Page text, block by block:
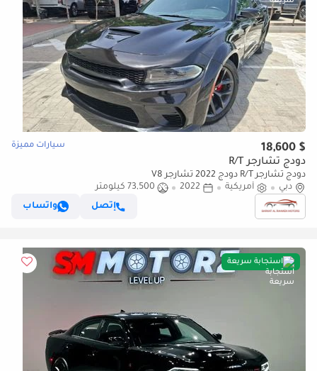
$ 18,600 سيارات مميزة
دودج تشارجر R/T
دودج تشارجر R/T دودج 2022 تشارجر V8
دبي
أمريكية 2022
73,500 كيلومتر
إتصل
واتساب
استجابة سريعة